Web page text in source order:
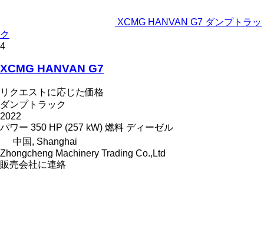
XCMG HANVAN G7 ダンプトラッ
ク
4
XCMG HANVAN G7
リクエストに応じた価格
ダンプトラック
2022
パワー 350 HP (257 kW) 燃料 ディーゼル
中国, Shanghai
Zhongcheng Machinery Trading Co.,Ltd
販売会社に連絡